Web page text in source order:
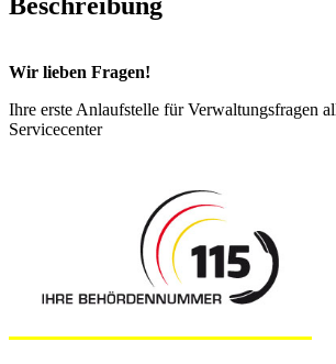
Wir lieben Fragen!
Ihre erste Anlaufstelle für Verwaltungsfragen
Servicecenter